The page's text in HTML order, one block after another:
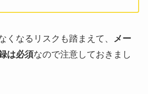
くなるリスクも踏まえて、
メー
は必須なので注意しておきまし